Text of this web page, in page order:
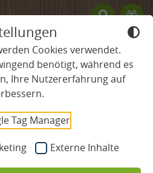
Cookies verwendet.
benötigt, während es
Ihre Nutzererfahrung auf
Tag Manager
Externe Inhalte